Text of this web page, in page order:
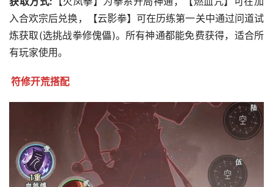
入合欢宗后兑换，【云影拳】可在历练第一关中通过问道试
炼获取(选挑战拳修傀儡)。所有神通都能免费获得，适合所
有玩家使用。
符修开荒搭配